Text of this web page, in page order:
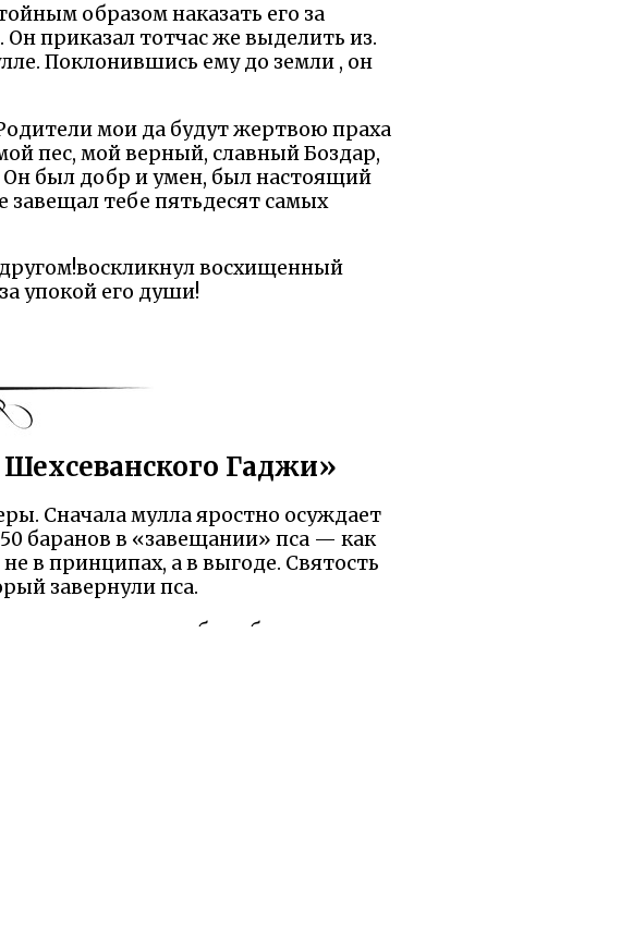
образом наказать его за
приказал тотчас же выделить из.
Поклонившись ему до земли , он
мои да будут жертвою праха
пес, мой верный, славный Боздар,
Он был добр и умен, был настоящий
тебе пятьдесят самых
восхищенный
упокой его души!
Гаджи»
Сначала мулла яростно осуждает
баранов в «завещании» пса — как
в принципах, а в выгоде. Святость
завернули пса.
кто умеет любить бескорыстно.